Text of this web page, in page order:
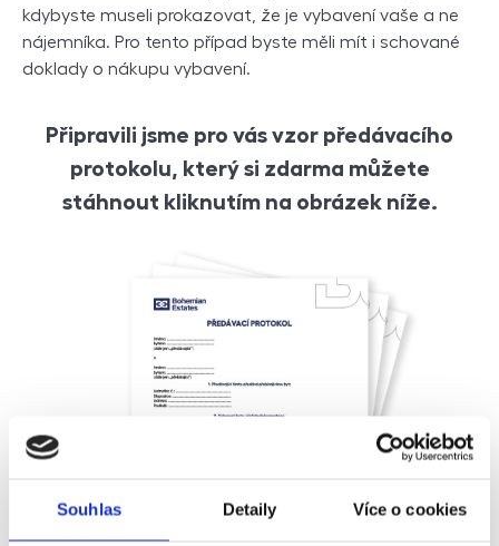
Souhlas Detaily Více o cookies
kdybyste museli prokazovat, že je vybavení vaše a ne
nájemníka. Pro tento případ byste měli mít i schované
doklady o nákupu vybavení.
Připravili jsme pro vás vzor předávacího
protokolu, který si zdarma můžete
stáhnout kliknutím na obrázek níže.